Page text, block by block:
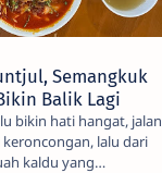
Semangkuk
Balik Lagi
bikin hati hangat, jalan
lalu dari
kaldu yang